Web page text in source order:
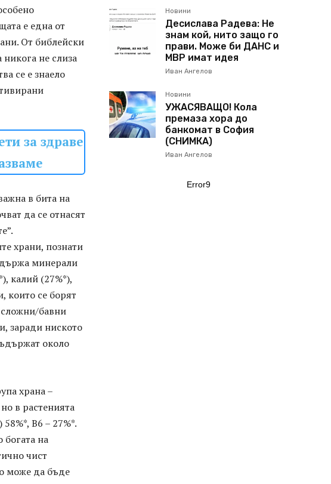
е една от
От библейски
не слиза
се е знаело
за здраве
в бита на
да се отнасят
храни, познати
минерали
калий (27%*),
които се борят
бавни
заради ниското
около
храна –
в растенията
В6 – 27%*.
на
чист
може да бъде
Новини
Десислава Радева: Не
знам кой, нито защо го
прави. Може би ДАНС и
МВР имат идея
Иван Ангелов
Новини
УЖАСЯВАЩО! Кола
премаза хора до
банкомат в София
(СНИМКА)
Иван Ангелов
Error9